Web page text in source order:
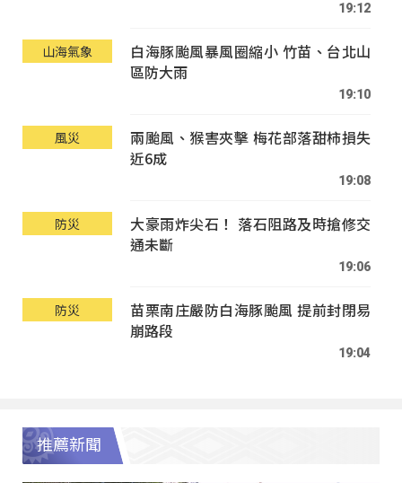
19:12
山海氣象
白海豚颱風暴風圈縮小 竹苗、台北山
區防大雨
19:10
風災
兩颱風、猴害夾擊 梅花部落甜柿損失
近6成
19:08
防災
大豪雨炸尖石！ 落石阻路及時搶修交
通未斷
19:06
防災
苗栗南庄嚴防白海豚颱風 提前封閉易
崩路段
19:04
推薦新聞